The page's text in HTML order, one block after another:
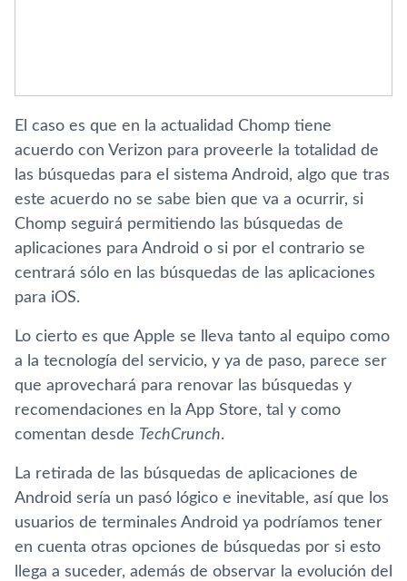
El caso es que en la actualidad Chomp tiene
acuerdo con Verizon para proveerle la totalidad de
las búsquedas para el sistema Android, algo que tras
este acuerdo no se sabe bien que va a ocurrir, si
Chomp seguirá permitiendo las búsquedas de
aplicaciones para Android o si por el contrario se
centrará sólo en las búsquedas de las aplicaciones
para iOS.
Lo cierto es que Apple se lleva tanto al equipo como
a la tecnologí­a del servicio, y ya de paso, parece ser
que aprovechará para renovar las búsquedas y
recomendaciones en la App Store, tal y como
comentan desde TechCrunch.
La retirada de las búsquedas de aplicaciones de
Android serí­a un pasó lógico e inevitable, así­ que los
usuarios de terminales Android ya podrí­amos tener
en cuenta otras opciones de búsquedas por si esto
llega a suceder, además de observar la evolución del